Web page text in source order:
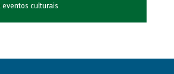
eventos culturais